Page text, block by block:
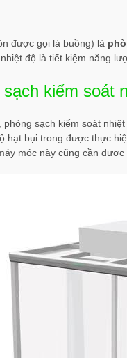
được gọi là buồng) là
độ là tiết kiệm năng
kiểm soát
sạch kiểm soát
hạt bụi trong được thực
móc này cũng cần